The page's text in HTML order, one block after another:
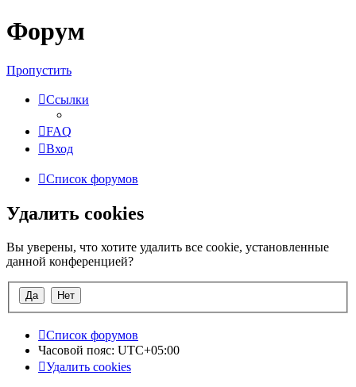
Форум
Пропустить
Ссылки
FAQ
Вход
Список форумов
Удалить cookies
Вы уверены, что хотите удалить все cookie, установленные
данной конференцией?
Список форумов
Часовой пояс: UTC+05:00
Удалить cookies